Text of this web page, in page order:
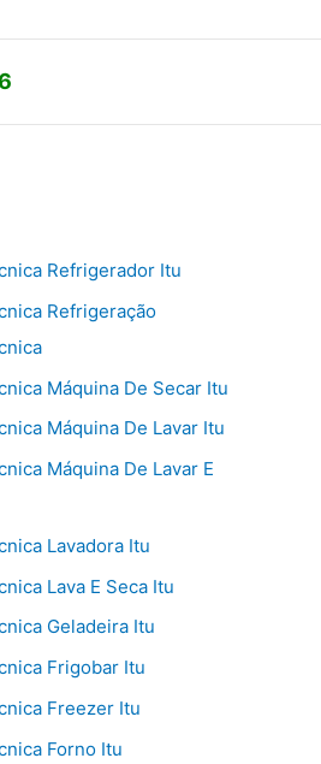
Refrigerador Itu
Refrigeração
Máquina De Secar Itu
Máquina De Lavar Itu
Máquina De Lavar E
Lavadora Itu
Lava E Seca Itu
Geladeira Itu
Frigobar Itu
Freezer Itu
Forno Itu